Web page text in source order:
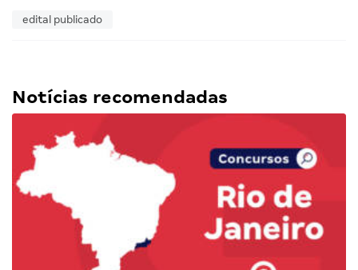
edital publicado
Notícias recomendadas